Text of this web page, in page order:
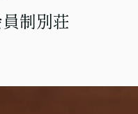
制別荘